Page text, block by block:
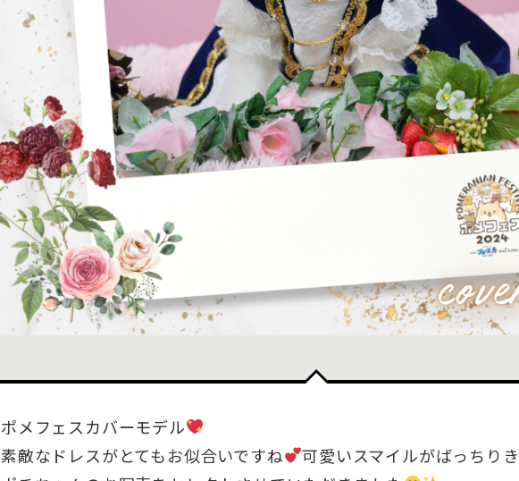
ポメフェスカバーモデル
素敵なドレスがとてもお似合いですね
可愛いスマイルがばっちり